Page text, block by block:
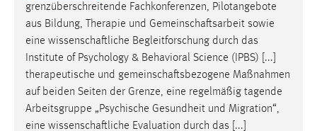
grenzüberschreitende Fachkonferenzen, Pilotangebote
aus Bildung, Therapie und Gemeinschaftsarbeit sowie
eine wissenschaftliche Begleitforschung durch das
Institute of Psychology & Behavioral Science (IPBS) [...]
therapeutische und gemeinschaftsbezogene Maßnahmen
auf beiden Seiten der Grenze, eine regelmäßig tagende
Arbeitsgruppe „Psychische Gesundheit und Migration“,
eine wissenschaftliche Evaluation durch das [...]
Zweck:
Für performante Seitenauslieferung wird in diesem Cookie
gespeichert, ob man eingeloggt ist.
Sprachpräferenz
Name:
site-language-preference